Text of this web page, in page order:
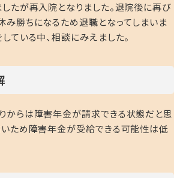
たが再入院となりました。退院後に再び
勝ちになるため退職となってしまいま
ている中、相談にみえました。
からは障害年金が請求できる状態だと思
いため障害年金が受給できる可能性は低